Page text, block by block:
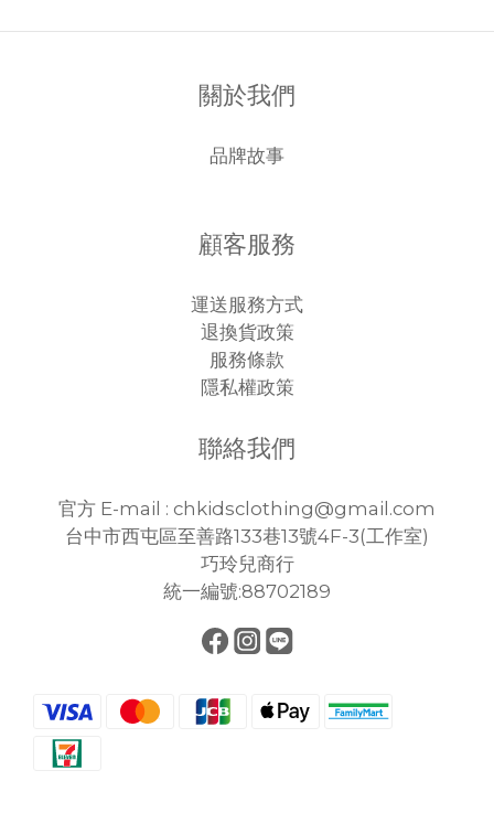
關於我們
品牌故事
顧客服務
運送服務方式
退換貨政策
服務條款
隱私權政策
聯絡我們
官方 E-mail : chkidsclothing@gmail.com
台中市西屯區至善路133巷13號4F-3(工作室)
巧玲兒商行
統一編號:88702189